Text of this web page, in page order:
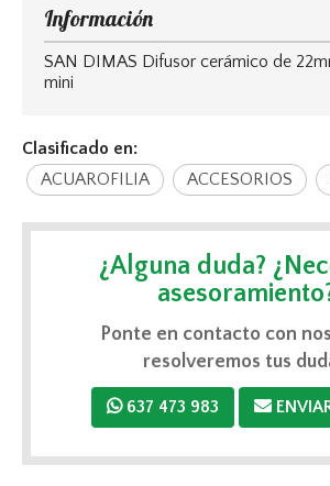
Información
SAN DIMAS Difusor cerámico de
mini
Clasificado en:
ACUAROFILIA
ACCESORIOS
¿Alguna duda?
Ponte en contacto con
resolveremos tus
637 473 983